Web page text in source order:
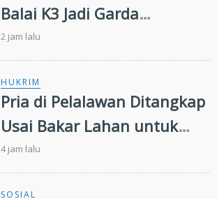
Balai K3 Jadi Garda
Terdepan Pencegahan
Kecelakaan Kerja
2 jam lalu
HUKRIM
Pria di Pelalawan Ditangkap
Usai Bakar Lahan untuk
Kebun Sawit
4 jam lalu
SOSIAL